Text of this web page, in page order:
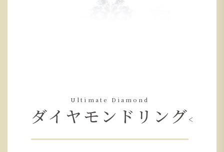
Ultimate Diamond
ダイヤモンドリング<